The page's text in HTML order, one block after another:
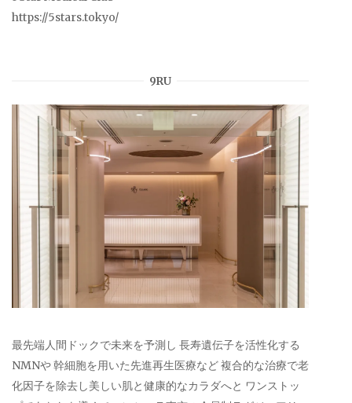
https://5stars.tokyo/
9RU
最先端人間ドックで未来を予測し 長寿遺伝子を活性化する
NMNや 幹細胞を用いた先進再生医療など 複合的な治療で老
化因子を除去し美しい肌と健康的なカラダへと ワンストッ